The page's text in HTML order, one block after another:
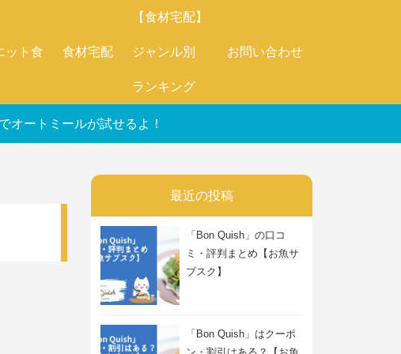
ット食 食材宅配
【食材宅配】
ジャンル別
ランキング
お問い合わせ
オートミールが試せるよ！
最近の投稿
「Bon Quish」の口コ
ミ・評判まとめ【お魚サ
ブスク】
「Bon Quish」はクーポ